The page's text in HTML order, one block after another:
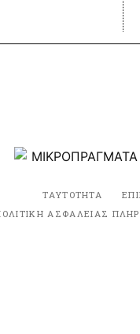
ΤΑΥΤΟΤΗΤΑ
ΑΣΦΑΛΕΙΑΣ